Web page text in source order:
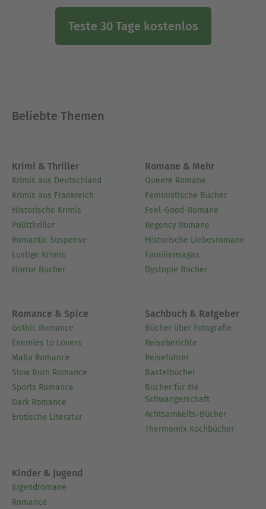
Teste 30 Tage kostenlos
Beliebte Themen
Krimi & Thriller
Krimis aus Deutschland
Krimis aus Frankreich
Historische Krimis
Politthriller
Romantic Suspense
Lustige Krimis
Horror Bücher
Romane & Mehr
Queere Romane
Feministische Bücher
Feel-Good-Romane
Regency Romane
Historische Liebesromane
Familiensagas
Dystopie Bücher
Romance & Spice
Gothic Romance
Enemies to Lovers
Mafia Romance
Slow Burn Romance
Sports Romance
Dark Romance
Erotische Literatur
Sachbuch & Ratgeber
Bücher über Fotografie
Reiseberichte
Reiseführer
Bastelbücher
Bücher für die
Schwangerschaft
Achtsamkeits-Bücher
Thermomix Kochbücher
Kinder & Jugend
Jugendromane
Romance